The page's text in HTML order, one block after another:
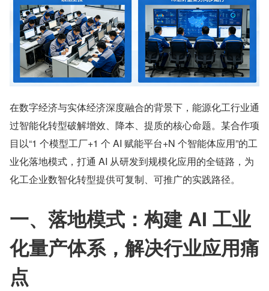
在数字经济与实体经济深度融合的背景下，能源化工行业通
过智能化转型破解增效、降本、提质的核心命题。某合作项
目以“1 个模型工厂+1 个 AI 赋能平台+N 个智能体应用”的工
业化落地模式，打通 AI 从研发到规模化应用的全链路，为
化工企业数智化转型提供可复制、可推广的实践路径。
一、落地模式：构建 AI 工业
化量产体系，解决行业应用痛
点